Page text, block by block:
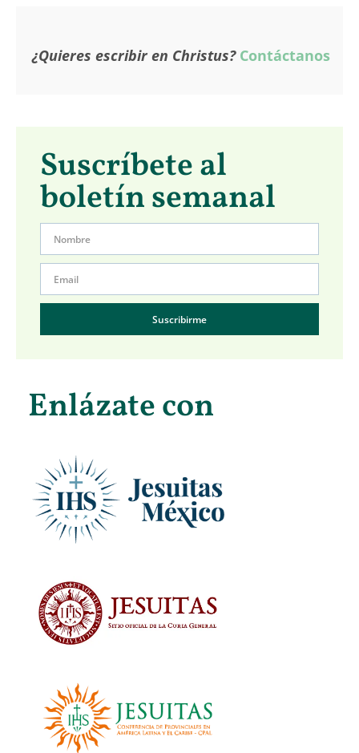
¿Quieres escribir en Christus? Contáctanos
Suscríbete al
boletín semanal
Suscribirme
Enlázate con